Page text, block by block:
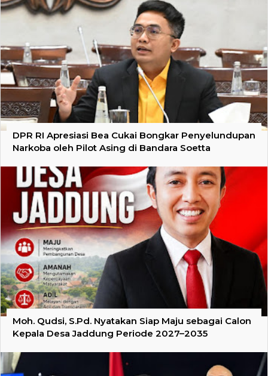
DPR RI Apresiasi Bea Cukai Bongkar Penyelundupan
Narkoba oleh Pilot Asing di Bandara Soetta
Moh. Qudsi, S.Pd. Nyatakan Siap Maju sebagai Calon
Kepala Desa Jaddung Periode 2027–2035